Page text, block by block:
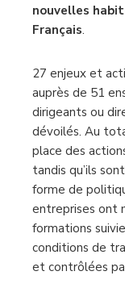
nouvelles
Français.
27 enjeux et
auprès de 51
dirigeants ou
dévoilés. Au
place des
tandis qu’ils
forme de
entreprises ont
formations
conditions de
et contrôlées